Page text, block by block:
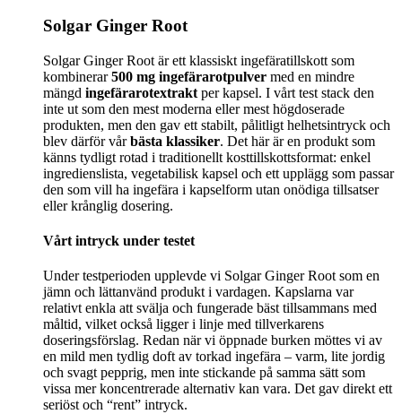
Solgar Ginger Root
Solgar Ginger Root är ett klassiskt ingefäratillskott som
kombinerar500 mg ingefärarotpulver med en mindre
mängd ingefärarotextrakt per kapsel. I vårt test stack den
inte ut som den mest moderna eller mest högdoserade
produkten, men den gav ett stabilt, pålitligt helhetsintryck och
blev därför vårbästa klassiker. Det här är en produkt som
känns tydligt rotad i traditionellt kosttillskottsformat: enkel
ingredienslista, vegetabilisk kapsel och ett upplägg som passar
den som vill ha ingefära i kapselform utan onödiga tillsatser
eller krånglig dosering.
Vårt intryck under testet
Under testperioden upplevde vi Solgar Ginger Root som en
jämn och lättanvänd produkt i vardagen. Kapslarna var
relativt enkla att svälja och fungerade bäst tillsammans med
måltid, vilket också ligger i linje med tillverkarens
doseringsförslag. Redan när vi öppnade burken möttes vi av
en mild men tydlig doft av torkad ingefära – varm, lite jordig
och svagt pepprig, men inte stickande på samma sätt som
vissa mer koncentrerade alternativ kan vara. Det gav direkt ett
seriöst och “rent” intryck.